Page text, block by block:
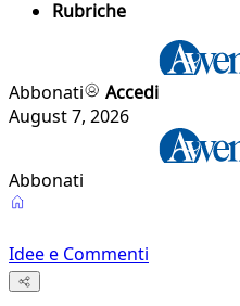
Rubriche
Abbonati
Accedi
August 7, 2026
Abbonati
Idee e Commenti